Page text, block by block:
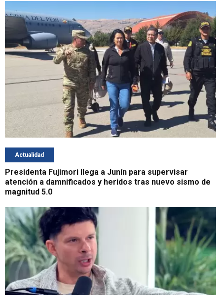
Actualidad
Presidenta Fujimori llega a Junín para supervisar
atención a damnificados y heridos tras nuevo sismo de
magnitud 5.0